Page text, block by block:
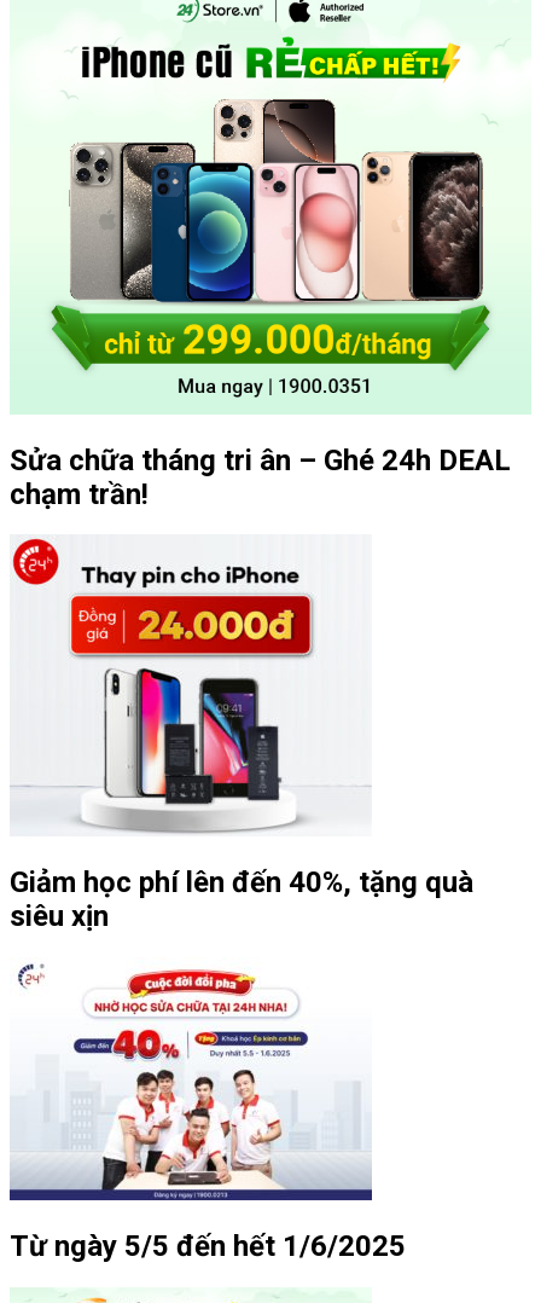
Sửa chữa tháng tri ân – Ghé 24h DEAL
chạm trần!
Giảm học phí lên đến 40%, tặng quà
siêu xịn
Từ ngày 5/5 đến hết 1/6/2025